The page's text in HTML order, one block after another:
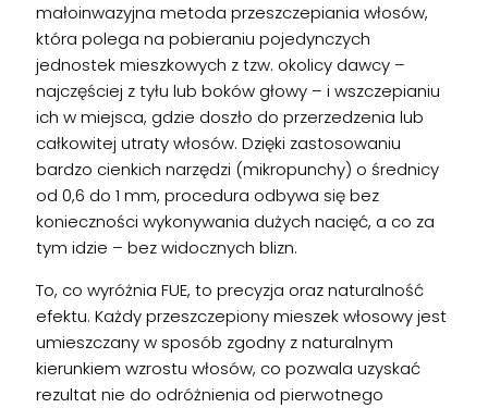
małoinwazyjna metoda przeszczepiania włosów,
która polega na pobieraniu pojedynczych
jednostek mieszkowych z tzw. okolicy dawcy –
najczęściej z tyłu lub boków głowy – i wszczepianiu
ich w miejsca, gdzie doszło do przerzedzenia lub
całkowitej utraty włosów. Dzięki zastosowaniu
bardzo cienkich narzędzi (mikropunchy) o średnicy
od 0,6 do 1 mm, procedura odbywa się bez
konieczności wykonywania dużych nacięć, a co za
tym idzie – bez widocznych blizn.
To, co wyróżnia FUE, to precyzja oraz naturalność
efektu. Każdy przeszczepiony mieszek włosowy jest
umieszczany w sposób zgodny z naturalnym
kierunkiem wzrostu włosów, co pozwala uzyskać
rezultat nie do odróżnienia od pierwotnego